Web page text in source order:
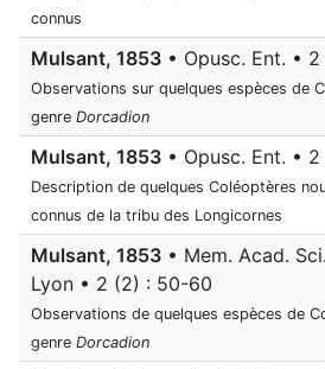
connus
Mulsant, 1853 • Opusc. Ent. •
Observations sur quelques espèces de
genre Dorcadion
Mulsant, 1853 • Opusc. Ent. •
Description de quelques Coléoptères
connus de la tribu des Longicornes
Mulsant, 1853 • Mem. Acad.
Lyon • 2 (2) : 50-60
Observations de quelques espèces de
genre Dorcadion